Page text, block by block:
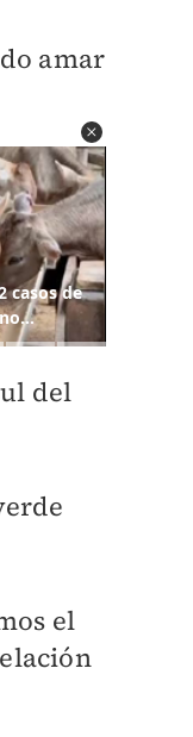
amar
del
el